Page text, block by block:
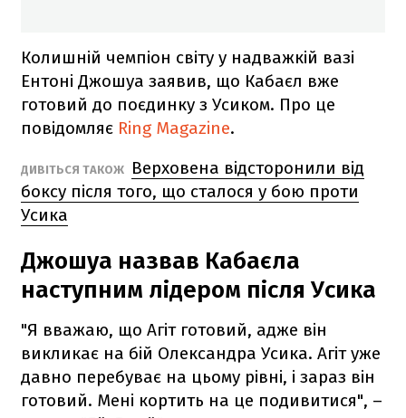
Колишній чемпіон світу у надважкій вазі
Ентоні Джошуа заявив, що Кабаєл вже
готовий до поєдинку з Усиком. Про це
повідомляє Ring Magazine.
ДИВІТЬСЯ ТАКОЖ
Верховена відсторонили від
боксу після того, що сталося у бою проти
Усика
Джошуа назвав Кабаєла
наступним лідером після Усика
"Я вважаю, що Агіт готовий, адже він
викликає на бій Олександра Усика. Агіт уже
давно перебуває на цьому рівні, і зараз він
готовий. Мені кортить на це подивитися", –